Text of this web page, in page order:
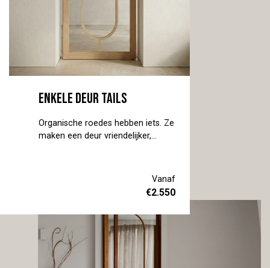
Enkele deur Tails
Organische roedes hebben iets. Ze
maken een deur vriendelijker,
enkele taats- of schuifdeur die
gemaakt wordt zoals jij hem wilt,
in onze werkplaats in Oirschot.
jouw maat. Zo past de deur
precies in jouw interieur, of je hem
nu als entree of tussendeur
gebruikt. Vraag vrijblijvend een
Vanaf
€2.550